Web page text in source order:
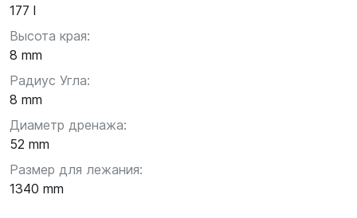
177 l
Высота края:
8 mm
Радиус Угла:
8 mm
Диаметр дренажа:
52 mm
Размер для лежания:
1340 mm